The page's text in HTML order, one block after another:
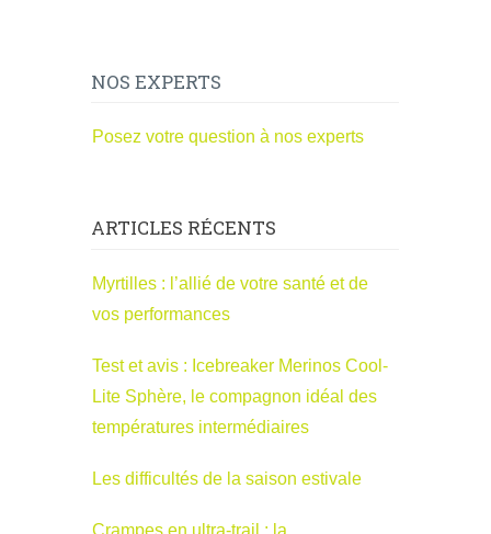
NOS EXPERTS
Posez votre question à nos experts
ARTICLES RÉCENTS
Myrtilles : l’allié de votre santé et de
vos performances
Test et avis : Icebreaker Merinos Cool-
Lite Sphère, le compagnon idéal des
températures intermédiaires
Les difficultés de la saison estivale
Crampes en ultra-trail : la